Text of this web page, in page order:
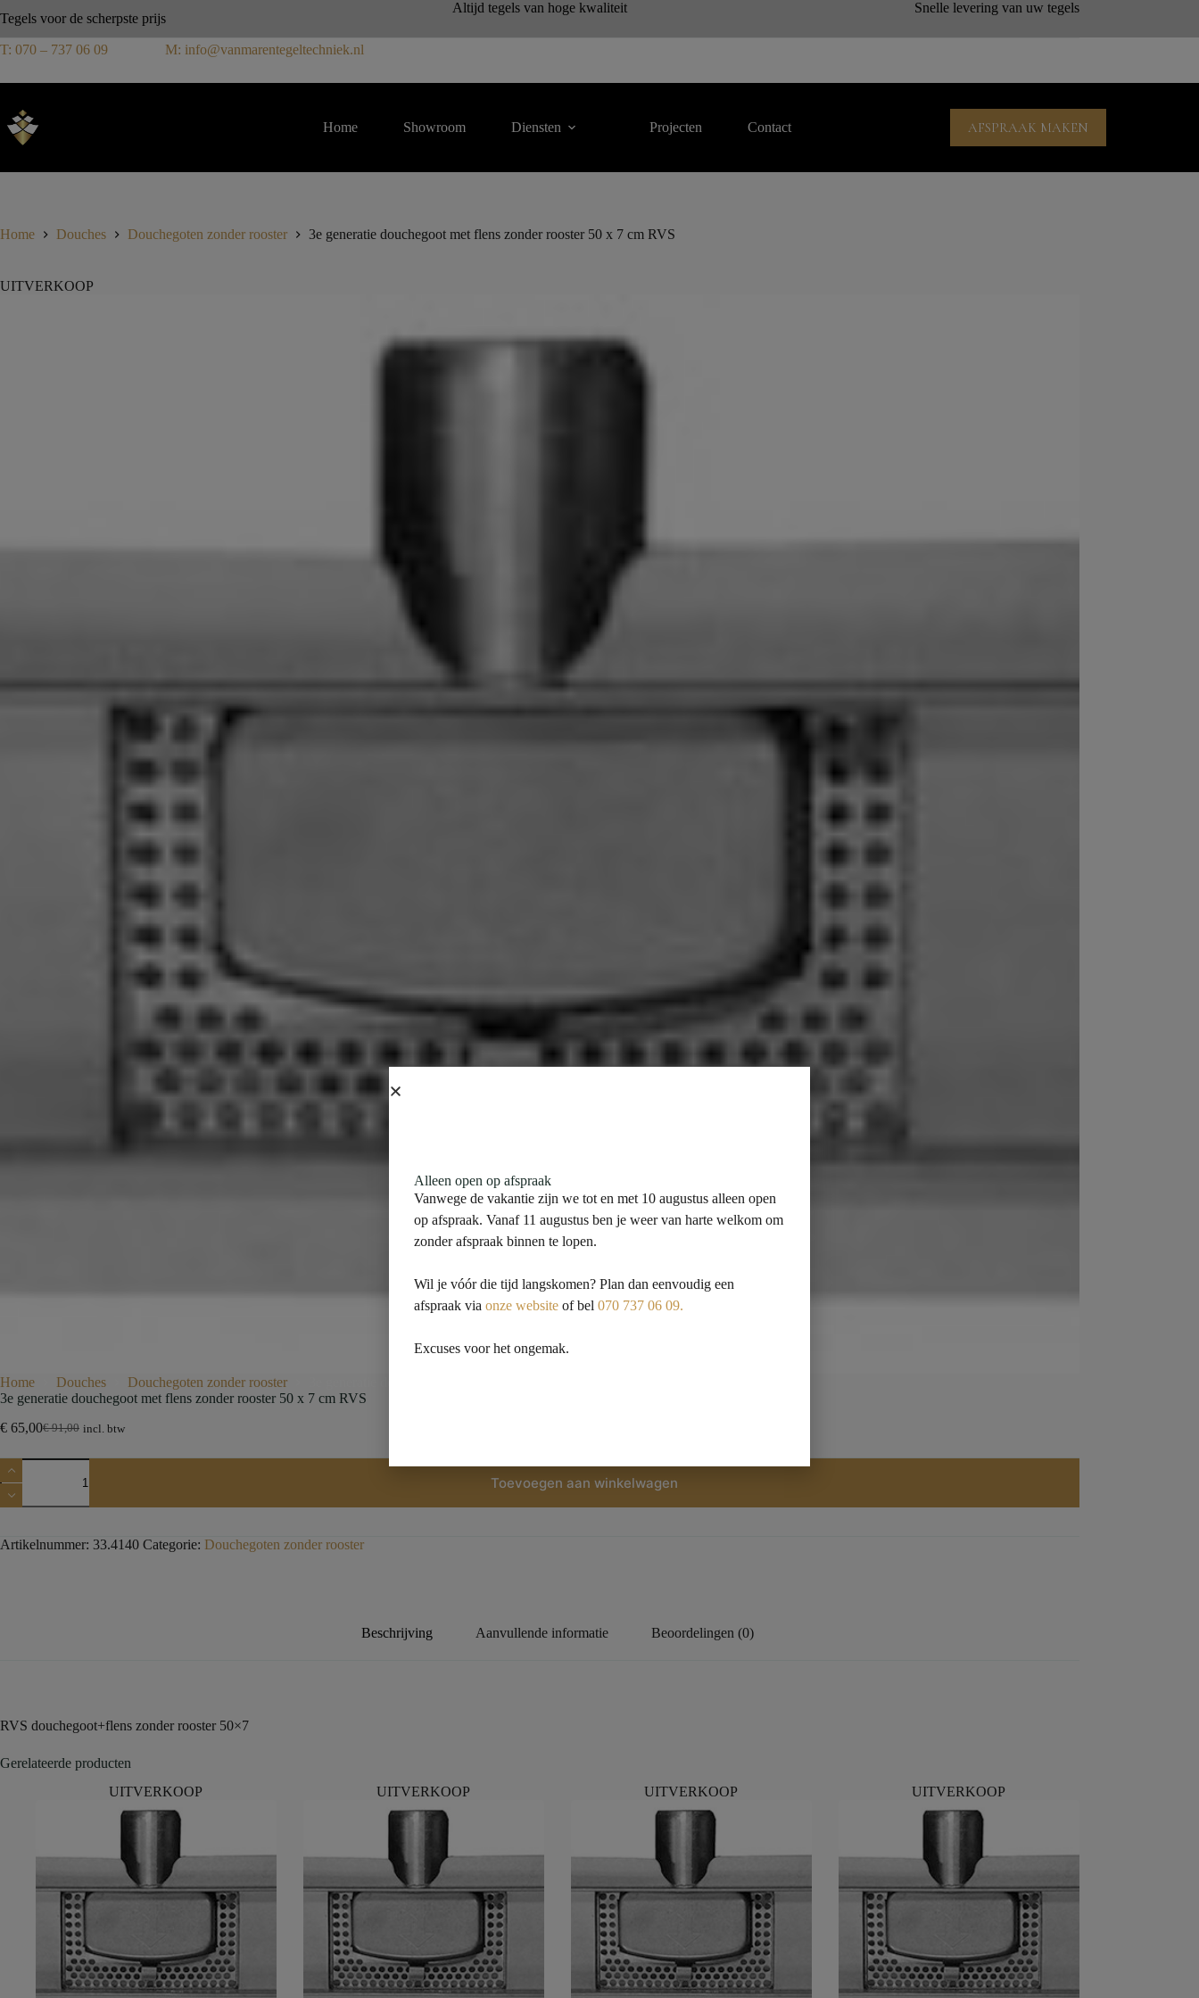
Tegels voor de scherpste prijs
Altijd tegels van hoge kwaliteit Snelle levering van uw tegels
T: 070 – 737 06 09 M: info@vanmarentegeltechniek.nl
Home Showroom Diensten Projecten Contact AFSPRAAK MAKEN
Home Douches Douchegoten zonder rooster 3e generatie douchegoot met flens zonder rooster 50 x 7 cm RVS
UITVERKOOP
Home Douches Douchegoten zonder rooster
3e generatie douchegoot met flens zonder rooster 50 x 7 cm RVS
€91,00
€ 65,00 incl. btw
Toevoegen aan winkelwagen
Artikelnummer: 33.4140 Categorie: Douchegoten zonder rooster
Beschrijving Aanvullende informatie Beoordelingen (0)
RVS douchegoot+flens zonder rooster 50×7
Gerelateerde producten
UITVERKOOP
UITVERKOOP UITVERKOOP UITVERKOOP
Alleen open op afspraak
Vanwege de vakantie zijn we tot en met 10 augustus alleen open
op afspraak. Vanaf 11 augustus ben je weer van harte welkom om
zonder afspraak binnen te lopen.
Wil je vóór die tijd langskomen? Plan dan eenvoudig een
afspraak viaonze website of bel070 737 06 09.
Excuses voor het ongemak.